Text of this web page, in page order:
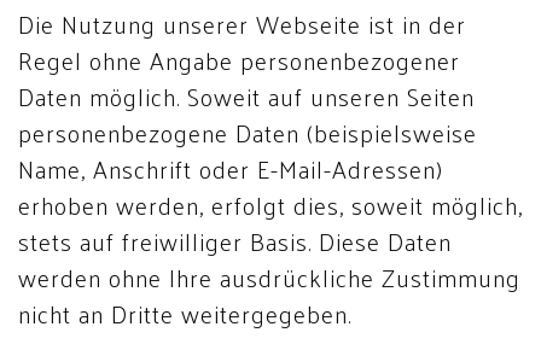
Die Nutzung unserer Webseite ist in der
Regel ohne Angabe personenbezogener
Daten möglich. Soweit auf unseren Seiten
personenbezogene Daten (beispielsweise
Name, Anschrift oder E-Mail-Adressen)
erhoben werden, erfolgt dies, soweit möglich,
stets auf freiwilliger Basis. Diese Daten
werden ohne Ihre ausdrückliche Zustimmung
nicht an Dritte weitergegeben.